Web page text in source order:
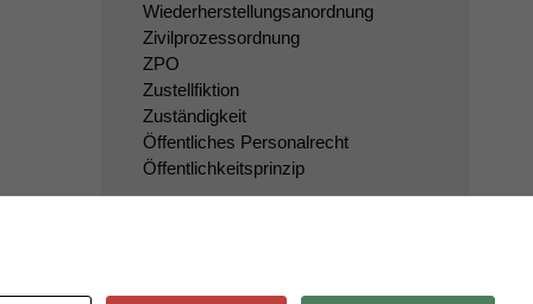
Wiederherstellungsanordnung
Zivilprozessordnung
ZPO
Zustellfiktion
Zuständigkeit
Öffentliches Personalrecht
Öffentlichkeitsprinzip